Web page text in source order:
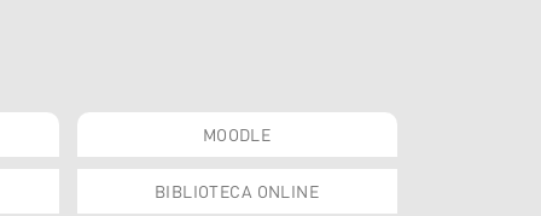
MOODLE
BIBLIOTECA ONLINE